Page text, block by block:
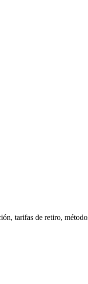
tarifas de retiro,